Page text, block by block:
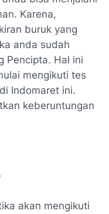
Karena,
buruk yang
anda sudah
Pencipta. Hal ini
mengikuti tes
Indomaret ini.
keberuntungan
akan mengikuti